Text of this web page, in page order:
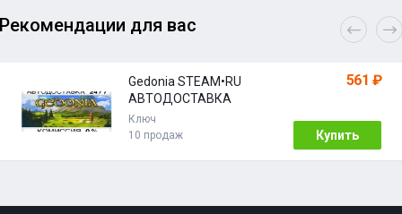
Рекомендации для вас
Gedonia STEAM•RU
АВТОДОСТАВКА
Ключ
10 продаж
561 ₽
Купить